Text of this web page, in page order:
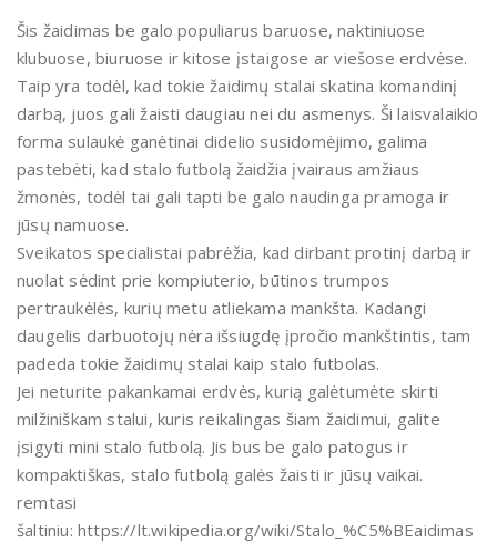
Šis žaidimas be galo populiarus baruose, naktiniuose
klubuose, biuruose ir kitose įstaigose ar viešose erdvėse.
Taip yra todėl, kad tokie žaidimų stalai skatina komandinį
darbą, juos gali žaisti daugiau nei du asmenys. Ši laisvalaikio
forma sulaukė ganėtinai didelio susidomėjimo, galima
pastebėti, kad stalo futbolą žaidžia įvairaus amžiaus
žmonės, todėl tai gali tapti be galo naudinga pramoga ir
jūsų namuose.
Sveikatos specialistai pabrėžia, kad dirbant protinį darbą ir
nuolat sėdint prie kompiuterio, būtinos trumpos
pertraukėlės, kurių metu atliekama mankšta. Kadangi
daugelis darbuotojų nėra išsiugdę įpročio mankštintis, tam
padeda tokie žaidimų stalai kaip stalo futbolas.
Jei neturite pakankamai erdvės, kurią galėtumėte skirti
milžiniškam stalui, kuris reikalingas šiam žaidimui, galite
įsigyti mini stalo futbolą. Jis bus be galo patogus ir
kompaktiškas, stalo futbolą galės žaisti ir jūsų vaikai.
remtasi
šaltiniu: https://lt.wikipedia.org/wiki/Stalo_%C5%BEaidimas